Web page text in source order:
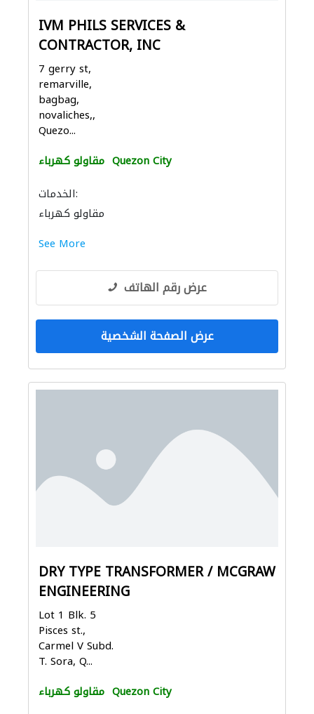
IVM PHILS SERVICES &
CONTRACTOR, INC
7 gerry st,
remarville,
bagbag,
novaliches,,
Quezo...
مقاولو كهرباء Quezon City
الخدمات:
مقاولو كهرباء
See More
عرض رقم الهاتف
عرض الصفحة الشخصية
DRY TYPE TRANSFORMER / MCGRAW
ENGINEERING
Lot 1 Blk. 5
Pisces st.,
Carmel V Subd.
T. Sora, Q...
مقاولو كهرباء Quezon City